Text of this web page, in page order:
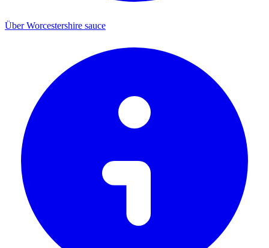
Über Worcestershire sauce